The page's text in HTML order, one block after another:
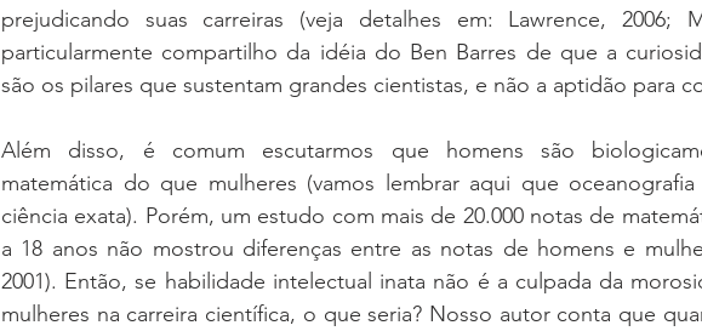
prejudicando suas carreiras (veja detalhes em: Lawrence, 2006;
particularmente compartilho da idéia do Ben Barres de que a
são os pilares que sustentam grandes cientistas, e não a aptidão para
Além disso, é comum escutarmos que homens são
matemática do que mulheres (vamos lembrar aqui que
ciência exata). Porém, um estudo com mais de 20.000 notas de
a 18 anos não mostrou diferenças entre as notas de homens e
2001). Então, se habilidade intelectual inata não é a culpada da
mulheres na carreira científica, o que seria? Nosso autor conta que